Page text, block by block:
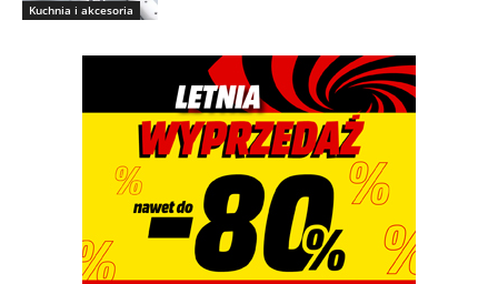
Kuchnia i akcesoria